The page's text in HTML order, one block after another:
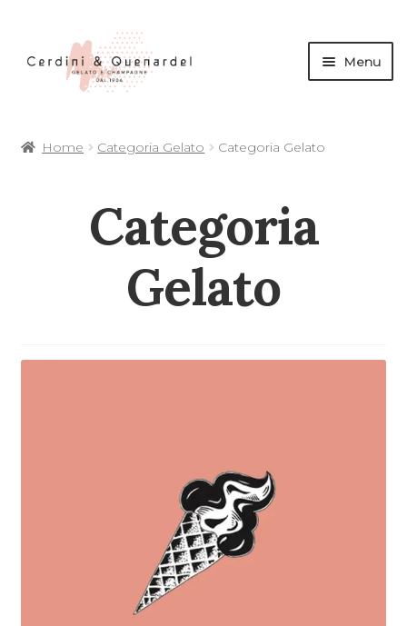
Menu
Home Categoria Gelato Categoria Gelato
Categoria
Gelato